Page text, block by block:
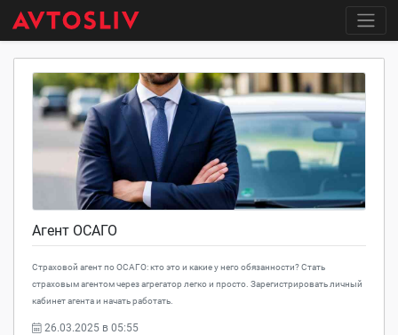
Агент ОСАГО
Страховой агент по ОСАГО: кто это и какие у него обязанности? Стать
страховым агентом через агрегатор легко и просто. Зарегистрировать личный
кабинет агента и начать работать.
26.03.2025 в 05:55